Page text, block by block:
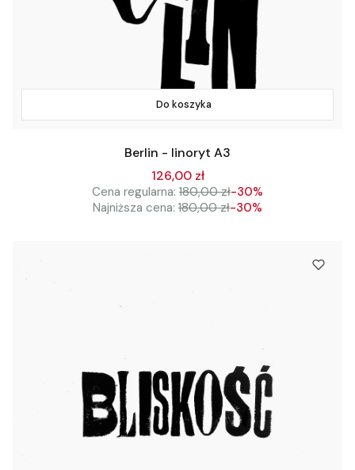
Do koszyka
Berlin - linoryt A3
126,00 zł
Cena regularna: 180,00 zł-30%
Najniższa cena: 180,00 zł-30%